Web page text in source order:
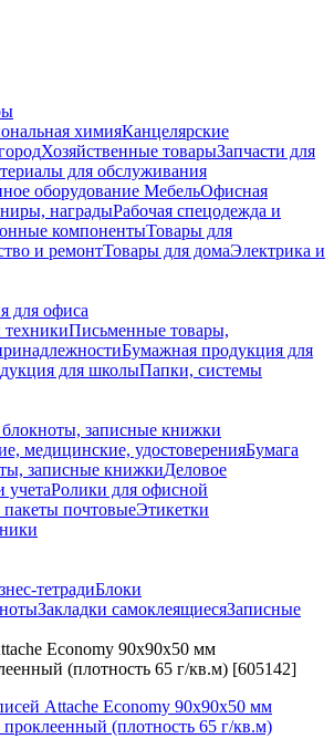
химияКанцелярские
Хозяйственные товарыЗапчасти для
для обслуживания
оборудование МебельОфисная
наградыРабочая спецодежда и
компонентыТовары для
и ремонтТовары для домаЭлектрика и
для офиса
техникиПисьменные товары,
Бумажная продукция для
для школыПапки, системы
блокноты, записные книжки
медицинские, удостоверенияБумага
записные книжкиДеловое
учетаРолики для офисной
почтовыеЭтикетки
тетрадиБлоки
Закладки самоклеящиесяЗаписные
Economy 90x90x50 мм
(плотность 65 г/кв.м) [605142]